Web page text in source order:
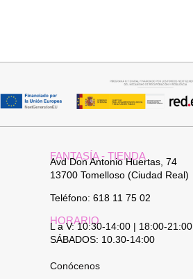
FANTASÍA - TIENDA
Avd Don Antonio Huertas, 74
13700 Tomelloso (Ciudad Real)
Teléfono: 618 11 75 02
HORARIO
L a V: 10:30-14:00 | 18:00-21:00
SÁBADOS: 10.30-14:00
Conócenos